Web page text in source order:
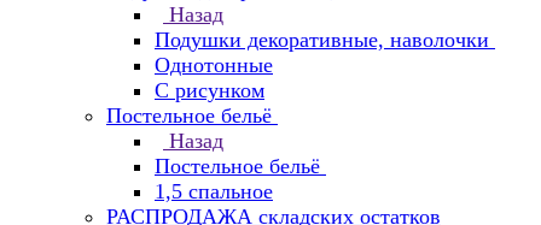
Назад
Подушки декоративные, наволочки
Однотонные
С рисунком
Постельное бельё
Назад
Постельное бельё
1,5 спальное
РАСПРОДАЖА складских остатков